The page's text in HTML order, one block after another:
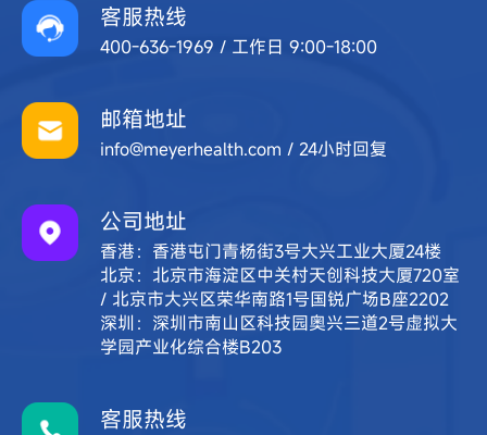
客服热线
400-636-1969 / 工作日 9:00-18:00
邮箱地址
info@meyerhealth.com / 24小时回复
公司地址
香港：香港屯门青杨街3号大兴工业大厦24楼
北京：北京市海淀区中关村天创科技大厦720室
/ 北京市大兴区荣华南路1号国锐广场B座2202
深圳：深圳市南山区科技园奥兴三道2号虚拟大
学园产业化综合楼B203
客服热线